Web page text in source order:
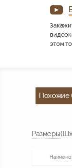
этом
Похожие
Размеры